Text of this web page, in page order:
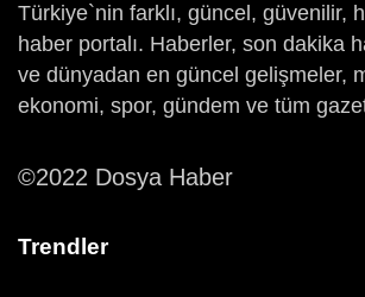
Türkiye`nin farklı, güncel, güvenilir,
haber portalı. Haberler, son dakika
ve dünyadan en güncel gelişmeler,
ekonomi, spor, gündem ve tüm
©2022 Dosya Haber
Trendler